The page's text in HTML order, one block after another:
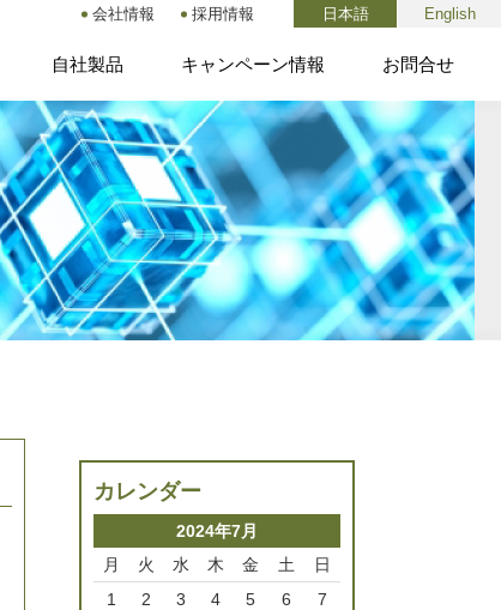
会社情報 採用情報 日本語 English
自社製品 キャンペーン情報 お問合せ
カレンダー
2024年7月
月
火 水 木 金 土 日
1 2 3 4 5 6
7